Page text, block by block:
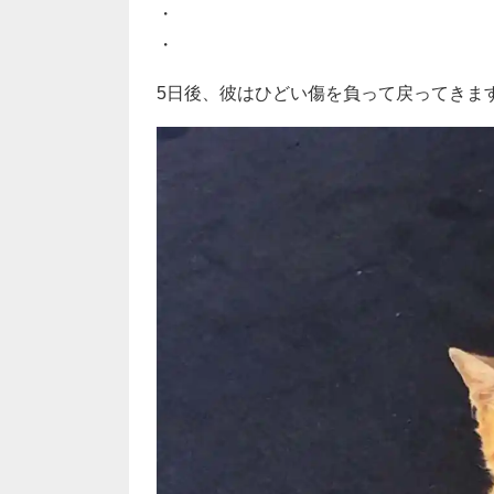
・
・
5日後、彼はひどい傷を負って戻ってきま